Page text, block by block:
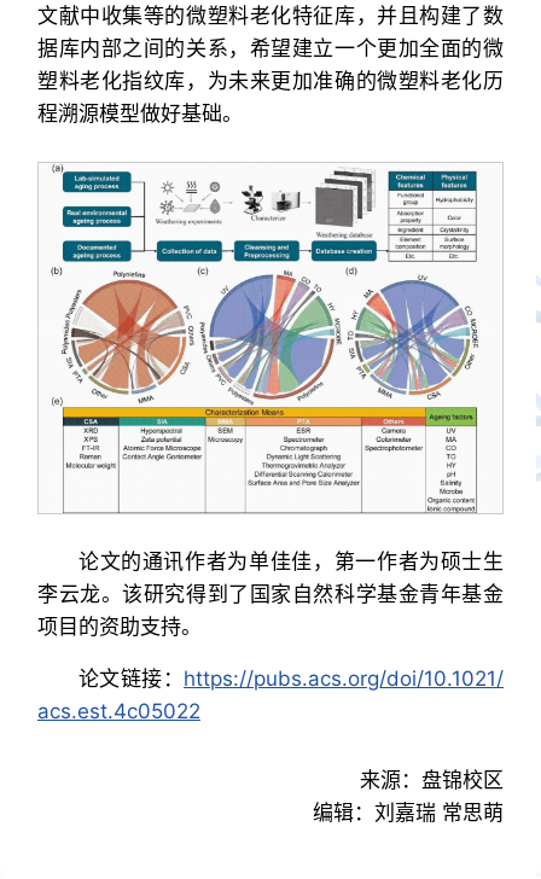
文献中收集等的微塑料老化特征库，并且构建了数
据库内部之间的关系，希望建立一个更加全面的微
塑料老化指纹库，为未来更加准确的微塑料老化历
程溯源模型做好基础。
论文的通讯作者为单佳佳，第一作者为硕士生
李云龙。该研究得到了国家自然科学基金青年基金
项目的资助支持。
论文链接： https://pubs.acs.org/doi/10.1021/
acs.est.4c05022
来源：盘锦校区
编辑：刘嘉瑞 常思萌